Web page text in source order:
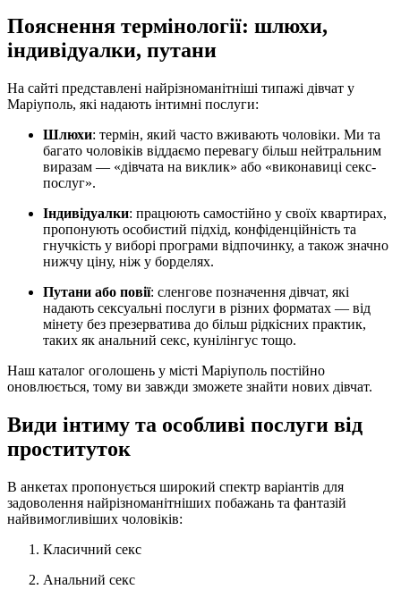
Пояснення термінології: шлюхи,
індивідуалки, путани
На сайті представлені найрізноманітніші типажі дівчат у
Маріуполь, які надають інтимні послуги:
Шлюхи: термін, який часто вживають чоловіки. Ми та
багато чоловіків віддаємо перевагу більш нейтральним
виразам — «дівчата на виклик» або «виконавиці секс-
послуг».
Індивідуалки: працюють самостійно у своїх квартирах,
пропонують особистий підхід, конфіденційність та
гнучкість у виборі програми відпочинку, а також значно
нижчу ціну, ніж у борделях.
Путани або повії: сленгове позначення дівчат, які
надають сексуальні послуги в різних форматах — від
мінету без презерватива до більш рідкісних практик,
таких як анальний секс, кунілінгус тощо.
Наш каталог оголошень у місті Маріуполь постійно
оновлюється, тому ви завжди зможете знайти нових дівчат.
Види інтиму та особливі послуги від
проституток
В анкетах пропонується широкий спектр варіантів для
задоволення найрізноманітніших побажань та фантазій
найвимогливіших чоловіків:
Класичний секс
Анальний секс